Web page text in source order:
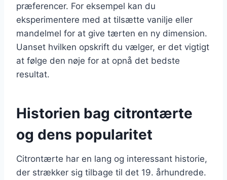
præferencer. For eksempel kan du
eksperimentere med at tilsætte vanilje eller
mandelmel for at give tærten en ny dimension.
Uanset hvilken opskrift du vælger, er det vigtigt
at følge den nøje for at opnå det bedste
resultat.
Historien bag citrontærte
og dens popularitet
Citrontærte har en lang og interessant historie,
der strækker sig tilbage til det 19. århundrede.